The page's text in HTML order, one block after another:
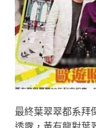
最終葉翠翠都系拜